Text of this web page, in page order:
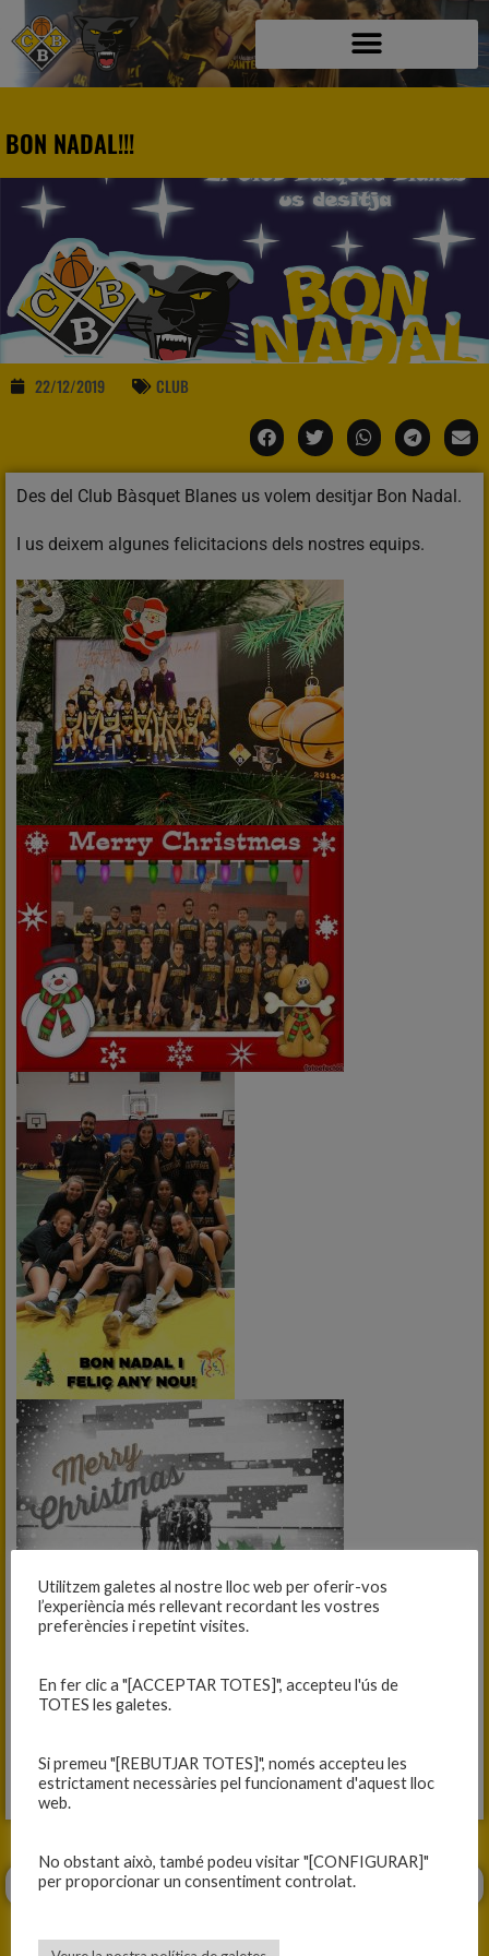
BON NADAL!!!
22/12/2019 CLUB
Des del Club Bàsquet Blanes us volem desitjar Bon Nadal.
I us deixem algunes felicitacions dels nostres equips.
Utilitzem galetes al nostre lloc web per oferir-vos
l’experiència més rellevant recordant les vostres
preferències i repetint visites.
En fer clic a "[ACCEPTAR TOTES]", accepteu l'ús de
TOTES les galetes.
Si premeu "[REBUTJAR TOTES]", només accepteu les
estrictament necessàries pel funcionament d'aquest lloc
web.
No obstant això, també podeu visitar "[CONFIGURAR]"
per proporcionar un consentiment controlat.